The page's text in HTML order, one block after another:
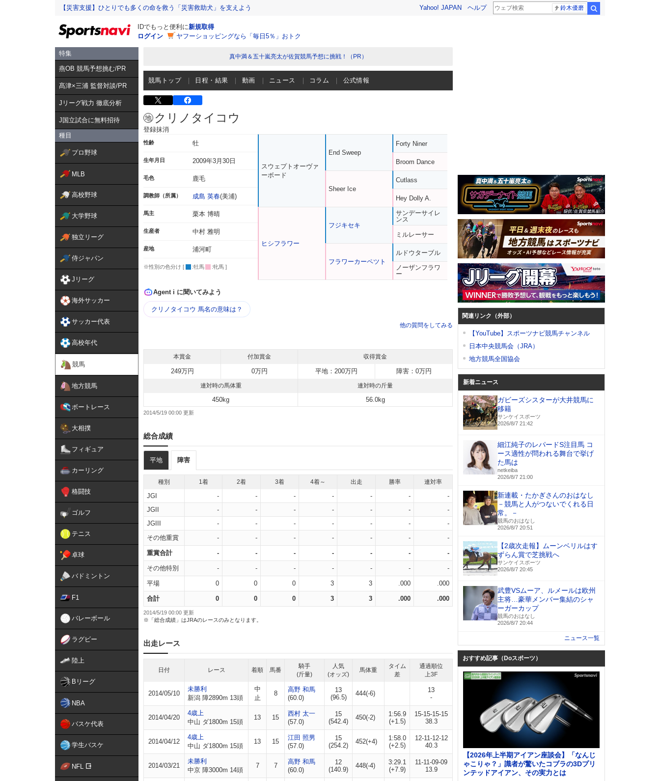
【災害支援】ひとりでも多くの命を救う「災害救助犬」を支えよう Yahoo! JAPAN ヘルプ 鈴木優磨
IDでもっと便利に新規取得
ログイン
ヤフーショッピングなら「毎日5％」おトク
特集
燕OB 競馬予想挑む/PR
髙津×三浦 監督対談/PR
Jリーグ戦力 徹底分析
J国立試合に無料招待
種目
プロ野球
MLB
高校野球
大学野球
独立リーグ
侍ジャパン
Jリーグ
海外サッカー
サッカー代表
高校年代
競馬
地方競馬
ボートレース
大相撲
フィギュア
カーリング
格闘技
ゴルフ
テニス
卓球
バドミントン
F1
バレーボール
ラグビー
陸上
Bリーグ
NBA
バスケ代表
学生バスケ
NFL
真中満＆五十嵐亮太が佐賀競馬予想に挑戦！（PR）
競馬トップ 日程・結果 動画 ニュース コラム 公式情報
クリノタイコウ
登録抹消
性齢 牡
生年月日 2009年3月30日
毛色 鹿毛
調教師（所属） 成島 英春(美浦)
馬主 栗本 博晴
生産者 中村 雅明
産地 浦河町
※性別の色分け [ :牡馬 :牝馬 ]
スウェプトオーヴァ
ーボード
ヒシフラワー
End Sweep
Sheer Ice
フジキセキ
フラワーカーペツト
Forty Niner
Broom Dance
Cutlass
Hey Dolly A.
サンデーサイレ
ンス
ミルレーサー
ルドウターブル
ノーザンフラワ
ー
Agent i に聞いてみよう
クリノタイコウ 馬名の意味は？
他の質問をしてみる
本賞金 付加賞金 収得賞金
249万円 0万円 平地：200万円 障害：0万円
連対時の馬体重 連対時の斤量
450kg 56.0kg
2014/5/19 00:00
総合成績
平地 障害
種別 1着 2着 3着 4着～ 出走 勝率 連対率
JGI - - - - - -
-
JGII
- - - - - -
-
JGIII
- - - - - -
-
その他重賞
- - - - - - -
重賞合計 - - - - - - -
その他特別 - - - - - - -
平場 0 0 0 3 3 .000 .000
合計 0 0 0 3 3 .000 .000
2014/5/19 00:00 更新
※「総合成績」はJRAのレースのみとなります。
出走レース
日付 レース 着順 馬番
騎手
(斤量)
人気
(オッズ)
馬体重
タイム
差
通過順位
上3F
2014/05/10
未勝利
新潟 障2890m 13頭
中
止
8
高野 和馬
(60.0)
13
(96.5)
444(-6)
13
-
2014/04/20
4歳上
中山 ダ1800m 15頭
13 15
西村 太一
(57.0)
15
(542.4)
450(-2)
1:56.9
(+1.5)
15-15-15-15
38.3
2014/04/12
4歳上
中山 ダ1800m 15頭
13 15
江田 照男
(57.0)
15
(254.2)
452(+4)
1:58.0
(+2.5)
12-11-12-12
40.3
2014/03/21
未勝利
中京 障3000m 14頭
7 7
高野 和馬
(60.0)
12
(140.9)
448(-4)
3:29.1
(+7.9)
11-11-09-09
13.9
関連リンク（外部）
【YouTube】スポーツナビ競馬チャンネル
日本中央競馬会（JRA）
地方競馬全国協会
新着ニュース
ガビーズシスターが大井競馬に
移籍
サンケイスポーツ
2026/8/7 21:42
細江純子のレパードS注目馬 コ
ース適性が問われる舞台で挙げ
た馬は
netkeiba
2026/8/7 21:00
新連載・たかぎさんのおはなし
－競馬と人がつないでくれる日
常。－
競馬のおはなし
2026/8/7 20:51
【2歳次走報】ムーンベリルはす
ずらん賞で芝挑戦へ
サンケイスポーツ
2026/8/7 20:45
武豊VSムーア、ルメールは欧州
主将…豪華メンバー集結のシャ
ーガーカップ
競馬のおはなし
2026/8/7 20:44
ニュース一覧
おすすめ記事（Doスポーツ）
【2026年上半期アイアン座談会】「なんじ
ゃこりゃ？」識者が驚いたコブラの3Dプリ
ンテッドアイアン、その実力とは